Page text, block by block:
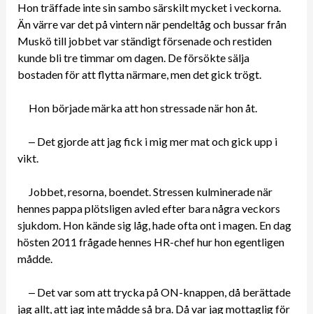
Hon träffade inte sin sambo särskilt mycket i veckorna.
Än värre var det på vintern när pendeltåg och bussar från
Muskö till jobbet var ständigt försenade och restiden
kunde bli tre timmar om dagen. De försökte sälja
bostaden för att flytta närmare, men det gick trögt.
Hon började märka att hon stressade när hon åt.
‒ Det gjorde att jag fick i mig mer mat och gick upp i
vikt.
Jobbet, resorna, boendet. Stressen kulminerade när
hennes pappa plötsligen avled efter bara några veckors
sjukdom. Hon kände sig låg, hade ofta ont i magen. En dag
hösten 2011 frågade hennes HR-chef hur hon egentligen
mådde.
‒ Det var som att trycka på ON-knappen, då berättade
jag allt, att jag inte mådde så bra. Då var jag mottaglig för